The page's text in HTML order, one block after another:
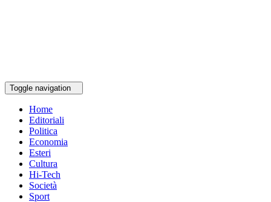
Toggle navigation
Home
Editoriali
Politica
Economia
Esteri
Cultura
Hi-Tech
Società
Sport